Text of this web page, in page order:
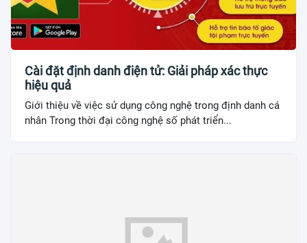
Cài đặt định danh điện tử: Giải pháp xác thực
hiệu quả
Giới thiệu về việc sử dụng công nghệ trong định danh cá
nhân Trong thời đại công nghệ số phát triển...